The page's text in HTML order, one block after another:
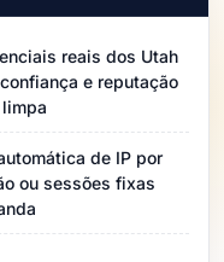
reais dos Utah
e reputação
de IP por
ou sessões fixas